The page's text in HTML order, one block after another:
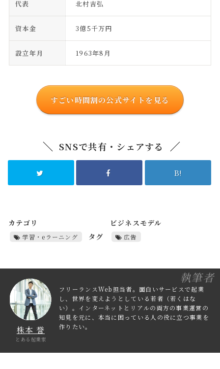
代表 北村吉弘
資本金 3億5千万円
設立年月 1963年8月
すごい時間割の公式サイトを見る
SNSで共有・シェアする
B!
カテゴリ
学習・eラーニング タグ
ビジネスモデル
広告
株本 誉
とある起業家
フリーランスWeb担当者。面白いサービスで起業
し、世界を変えようとしている若者（若くはな
い）。インターネットとリアルの両方の事業運営の
知見を元に、本当に困っている人の役に立つ事業を
作りたい。
執筆者